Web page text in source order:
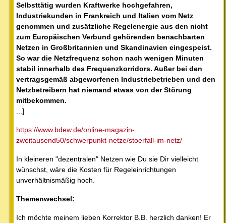
Selbsttätig wurden Kraftwerke hochgefahren,
Industriekunden in Frankreich und Italien vom Netz
genommen und zusätzliche Regelenergie aus den nicht
zum Europäischen Verbund gehörenden benachbarten
Netzen in Großbritannien und Skandinavien eingespeist.
So war die Netzfrequenz schon nach wenigen Minuten
stabil innerhalb des Frequenzkorridors. Außer bei den
vertragsgemäß abgeworfenen Industriebetrieben und den
Netzbetreibern hat niemand etwas von der Störung
mitbekommen.
...]
https://www.bdew.de/online-magazin-
zweitausend50/schwerpunkt-netze/stoerfall-im-netz/
In kleineren "dezentralen" Netzen wie Du sie Dir vielleicht
wünschst, wäre die Kosten für Regeleinrichtungen
unverhältnismäßig hoch.
Themenwechsel:
Ich möchte meinem lieben Korrektor B.B. herzlich danken! Er